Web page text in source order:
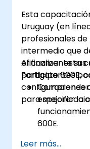
Esta
Uruguay (en
profesionales
intermedio que
eficazmente sus
Fortigate 600E,
configuraciones
para mejorar la
Al finalizar esta
participantes
600E.
Leer más...